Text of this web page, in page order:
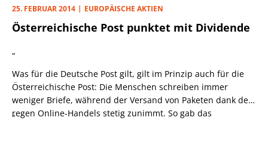
25. FEBRUAR 2014 EUROPÄISCHE AKTIEN
Österreichische Post punktet mit Dividende
„
Was für die Deutsche Post gilt, gilt im Prinzip auch für die
Österreichische Post: Die Menschen schreiben immer
weniger Briefe, während der Versand von Paketen dank des
regen Online-Handels stetig zunimmt. So gab das
„